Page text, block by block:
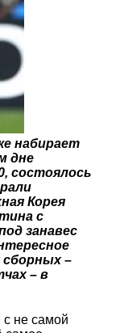
набирает
дне
состоялось
Корея
с
занавес
–
– в
с не самой